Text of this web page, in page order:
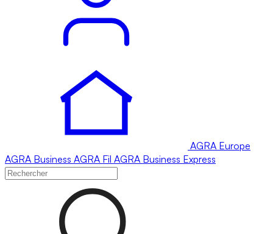
AGRA Europe
AGRA Business AGRA Fil AGRA Business Express